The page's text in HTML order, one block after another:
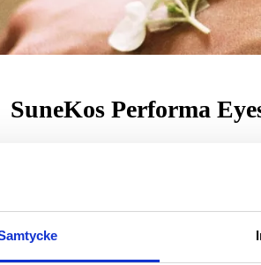
SuneKos Performa
Eyes är en injektionsbehandling med
är en avancerad medicinsk peeling
hudton samt bidrar till en klarare och
runt vid användning av rekommenderat